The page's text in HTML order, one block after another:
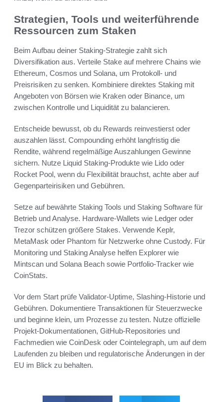
Strategien, Tools und weiterführende
Ressourcen zum Staken
Beim Aufbau deiner Staking-Strategie zahlt sich
Diversifikation aus. Verteile Stake auf mehrere Chains wie
Ethereum, Cosmos und Solana, um Protokoll- und
Preisrisiken zu senken. Kombiniere direktes Staking mit
Angeboten von Börsen wie Kraken oder Binance, um
zwischen Kontrolle und Liquidität zu balancieren.
Entscheide bewusst, ob du Rewards reinvestierst oder
auszahlen lässt. Compounding erhöht langfristig die
Rendite, während regelmäßige Auszahlungen Gewinne
sichern. Nutze Liquid Staking-Produkte wie Lido oder
Rocket Pool, wenn du Flexibilität brauchst, achte aber auf
Gegenparteirisiken und Gebühren.
Setze auf bewährte Staking Tools und Staking Software für
Betrieb und Analyse. Hardware-Wallets wie Ledger oder
Trezor schützen größere Stakes. Verwende Keplr,
MetaMask oder Phantom für Netzwerke ohne Custody. Für
Monitoring und Staking Analyse helfen Explorer wie
Mintscan und Solana Beach sowie Portfolio-Tracker wie
CoinStats.
Vor dem Start prüfe Validator-Uptime, Slashing-Historie und
Gebühren. Dokumentiere Transaktionen für Steuerzwecke
und beginne klein, um Prozesse zu testen. Nutze offizielle
Projekt-Dokumentationen, GitHub-Repositories und
Fachmedien wie CoinDesk oder Cointelegraph, um auf dem
Laufenden zu bleiben und regulatorische Änderungen in der
EU im Blick zu behalten.